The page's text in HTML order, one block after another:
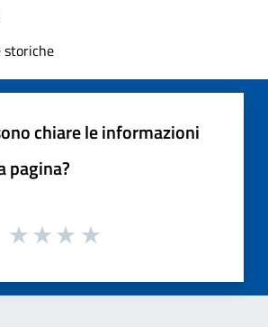
storiche
chiare le informazioni
pagina?